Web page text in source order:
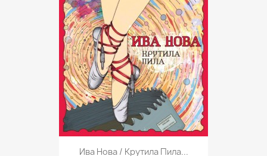
Ива Нова / Крутила Пила...